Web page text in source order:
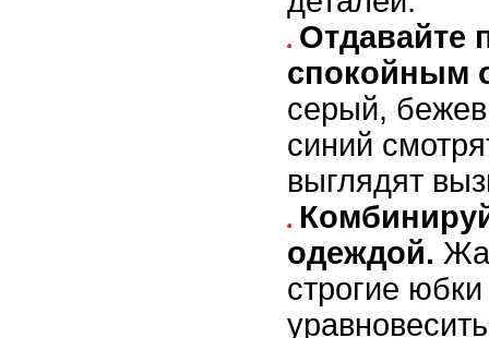
Отдавайте
спокойным
серый,
синий
выглядят
одеждой.
строгие